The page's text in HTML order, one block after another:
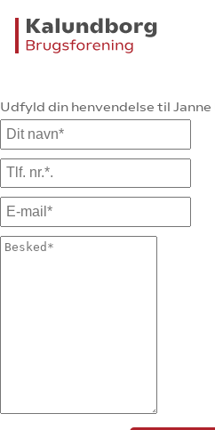
Udfyld din henvendelse til Janne